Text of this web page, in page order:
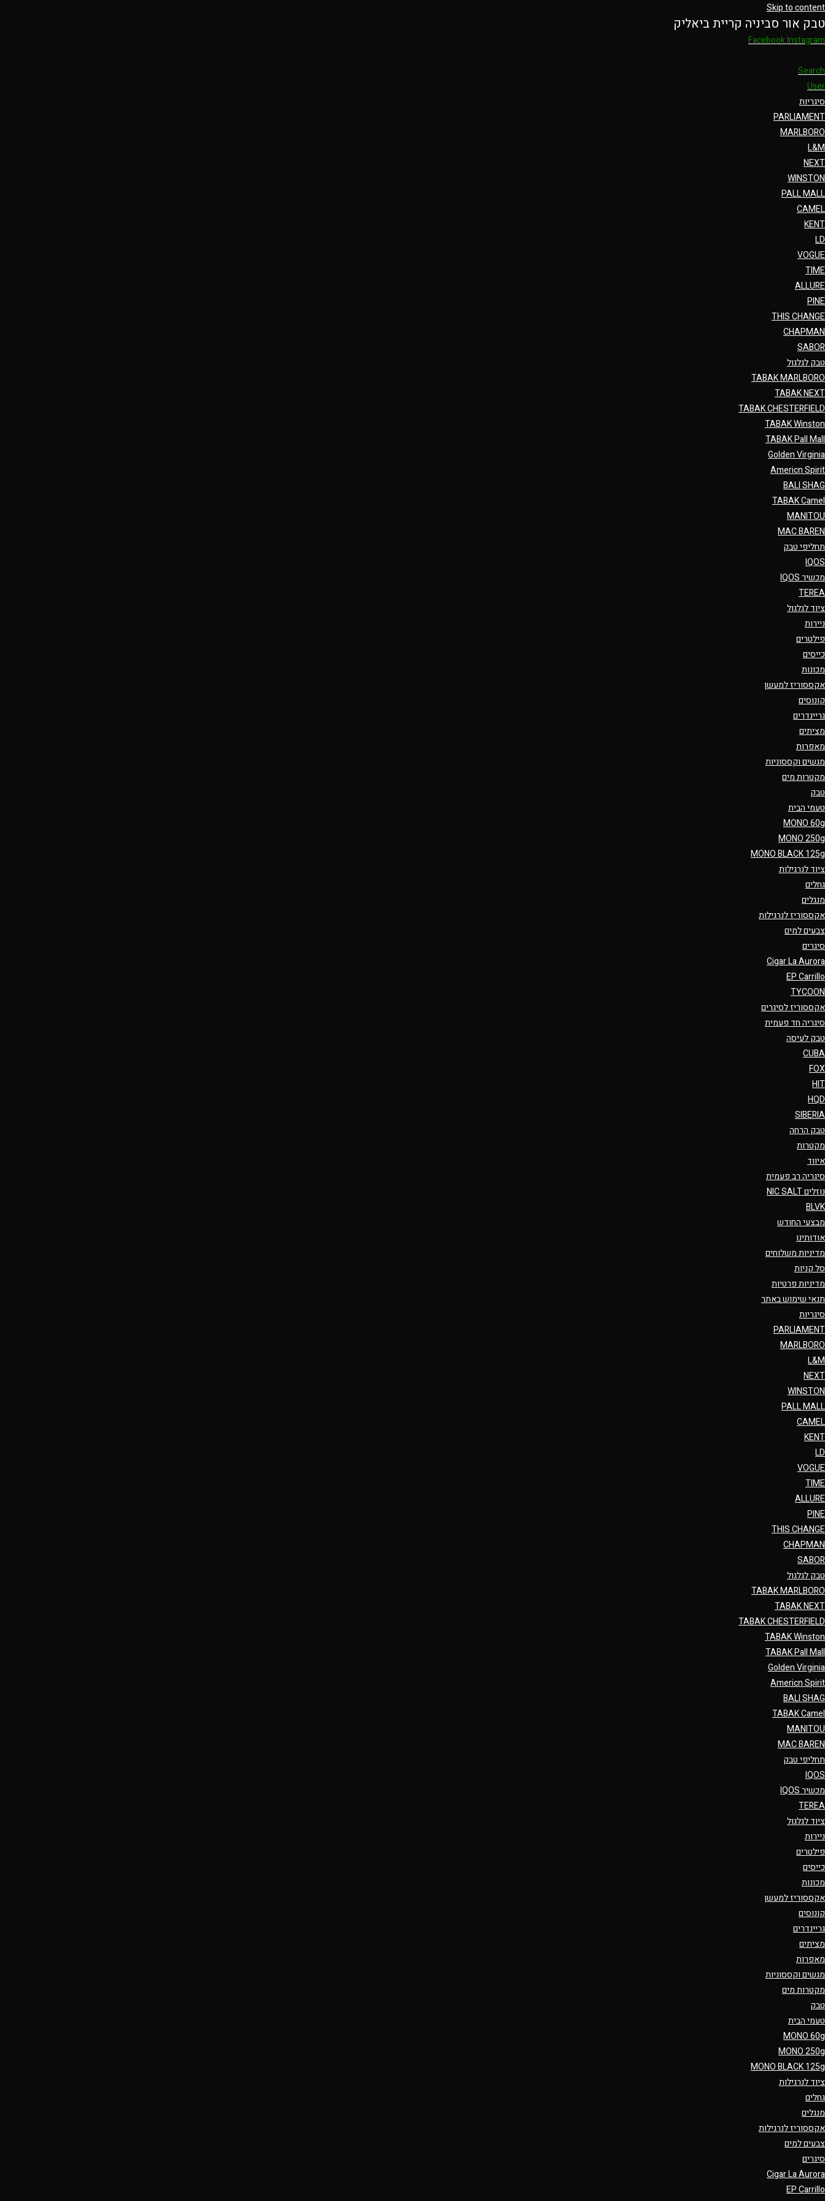
Skip to content
טבק אור סביניה קריית ביאליק
FacebookInstagram
Search
User
סיגריות
PARLIAMENT
MARLBORO
L&M
NEXT
WINSTON
PALL MALL
CAMEL
KENT
LD
VOGUE
TIME
ALLURE
PINE
THIS CHANGE
CHAPMAN
SABOR
טבק לגלגול
TABAK MARLBORO
TABAK NEXT
TABAK CHESTERFIELD
TABAK Winston
TABAK Pall Mall
Golden Virginia
Americn Spirit
BALI SHAG
TABAK Camel
MANITOU
MAC BAREN
תחליפי טבק
IQOS
מכשיר IQOS
TEREA
ציוד לגלגול
ניירות
פילטרים
כייסים
מכונות
אקססוריז למעשן
קונוסים
גריינדרים
מציתים
מאפרות
מגשים וקססוניות
מקטרות מים
טבק
טעמי הבית
MONO 60g
MONO 250g
MONO BLACK 125g
ציוד לנרגילות
גחלים
מנגלים
אקססוריז לנרגילות
צבעים למים
סיגרים
Cigar La Aurora
EP Carrillo
TYCOON
אקססוריז לסיגרים
סיגריה חד פעמית
טבק לעיסה
CUBA
FOX
HIT
HQD
SIBERIA
טבק הרחה
מקטרות
איווד
סיגריה רב פעמית
נוזלים NIC SALT
BLVK
מבצעי החודש
אודותינו
מדיניות משלוחים
סל קניות
מדיניות פרטיות
תנאי שימוש באתר
סיגריות
PARLIAMENT
MARLBORO
L&M
NEXT
WINSTON
PALL MALL
CAMEL
KENT
LD
VOGUE
TIME
ALLURE
PINE
THIS CHANGE
CHAPMAN
SABOR
טבק לגלגול
TABAK MARLBORO
TABAK NEXT
TABAK CHESTERFIELD
TABAK Winston
TABAK Pall Mall
Golden Virginia
Americn Spirit
BALI SHAG
TABAK Camel
MANITOU
MAC BAREN
תחליפי טבק
IQOS
מכשיר IQOS
TEREA
ציוד לגלגול
ניירות
פילטרים
כייסים
מכונות
אקססוריז למעשן
קונוסים
גריינדרים
מציתים
מאפרות
מגשים וקססוניות
מקטרות מים
טבק
טעמי הבית
MONO 60g
MONO 250g
MONO BLACK 125g
ציוד לנרגילות
גחלים
מנגלים
אקססוריז לנרגילות
צבעים למים
סיגרים
Cigar La Aurora
EP Carrillo